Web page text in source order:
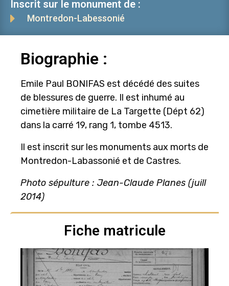
Inscrit sur le monument de :
Montredon-Labessonié
Biographie :
Emile Paul BONIFAS est décédé des suites
de blessures de guerre. Il est inhumé au
cimetière militaire de La Targette (Dépt 62)
dans la carré 19, rang 1, tombe 4513.
Il est inscrit sur les monuments aux morts de
Montredon-Labassonié et de Castres.
Photo sépulture : Jean-Claude Planes (juill
2014)
Fiche matricule